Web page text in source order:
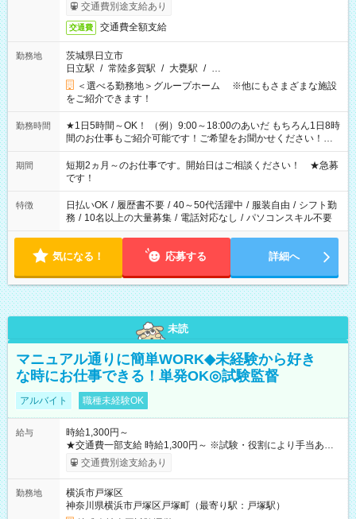
交通費別途支給あり
交通費 交通費全額支給
勤務地
茨城県日立市
日立駅 / 常陸多賀駅 / 大甕駅 / …
＜選べる勤務地＞グループホーム ※他にもさまざまな施設
をご紹介できます！
勤務時間
★1日5時間～OK！ （例）9:00～18:00のあいだ もちろん1日8時
間のお仕事もご紹介可能です！ご希望をお聞かせください！★
家庭の都合でお休みが必要な場合も遠慮なくご相談ください。
※週最低15時間以上の勤務が必要です
期間
短期2ヵ月～のお仕事です。開始日はご相談ください！ ★急募
です！
特徴 日払いOK / 履歴書不要 / 40～50代活躍中 / 服装自由 / シフト勤
務 / 10名以上の大量募集 / 電話対応なし / パソコンスキル不要
気になる！ 応募する 詳細へ
未読
マニュアル通りに簡単WORK◆未経験から好き
な時にお仕事できる！単発OK◎試験監督
アルバイト 職種未経験OK
給与
時給1,300円～
★交通費一部支給 時給1,300円～ ※試験・役割により手当あり
※勤務回数により昇給あり 【即給（前払い）オプションあ
り！】 希望される場合、勤務から1週間ほどで給与の一部を受け
例】 ・河合塾模擬試験 8:30～17:30（休憩1時間） 時給1,300円
×8時間＝日収10,400円＋交通費 ※当日の役割により時給＋100
交通費別途支給あり
勤務地
横浜市戸塚区
神奈川県横浜市戸塚区戸塚町（最寄り駅：戸塚駅）